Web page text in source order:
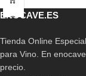
ENOCAVE.ES
Tienda Online
para Vino. En
precio.